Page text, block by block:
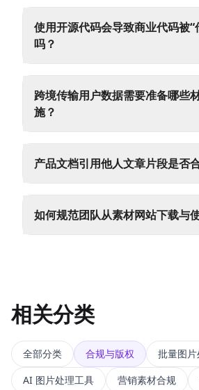
使用开源代码会导致商业代码被“
吗？
跨境传输用户数据需要准备哪些
施？
产品文档引用他人文章片段是否
如何规范团队从素材网站下载与
相关分类
全部分类 合规与版权
批量图片
AI 图片处理工具
营销素材合规